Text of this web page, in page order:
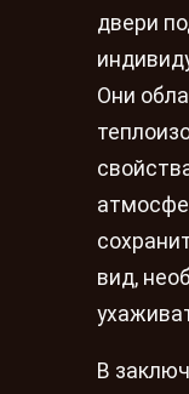
двери
Они
вид,
В